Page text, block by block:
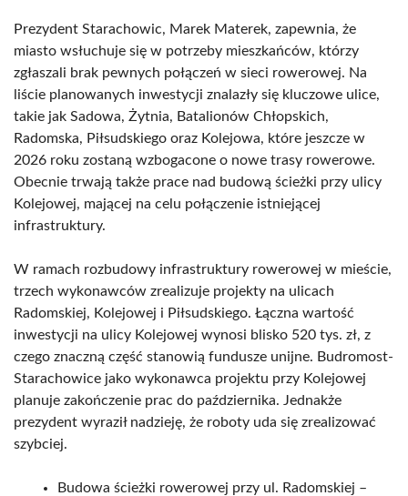
Prezydent Starachowic, Marek Materek, zapewnia, że
miasto wsłuchuje się w potrzeby mieszkańców, którzy
zgłaszali brak pewnych połączeń w sieci rowerowej. Na
liście planowanych inwestycji znalazły się kluczowe ulice,
takie jak Sadowa, Żytnia, Batalionów Chłopskich,
Radomska, Piłsudskiego oraz Kolejowa, które jeszcze w
2026 roku zostaną wzbogacone o nowe trasy rowerowe.
Obecnie trwają także prace nad budową ścieżki przy ulicy
Kolejowej, mającej na celu połączenie istniejącej
infrastruktury.
W ramach rozbudowy infrastruktury rowerowej w mieście,
trzech wykonawców zrealizuje projekty na ulicach
Radomskiej, Kolejowej i Piłsudskiego. Łączna wartość
inwestycji na ulicy Kolejowej wynosi blisko 520 tys. zł, z
czego znaczną część stanowią fundusze unijne. Budromost-
Starachowice jako wykonawca projektu przy Kolejowej
planuje zakończenie prac do października. Jednakże
prezydent wyraził nadzieję, że roboty uda się zrealizować
szybciej.
Budowa ścieżki rowerowej przy ul. Radomskiej –